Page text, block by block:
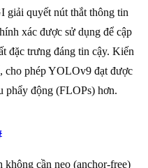
giải quyết nút thắt thông tin
xác được sử dụng để cập
đặc trưng đáng tin cậy. Kiến
cho phép YOLOv9 đạt được
phẩy động (FLOPs) hơn.
cần neo (anchor-free)